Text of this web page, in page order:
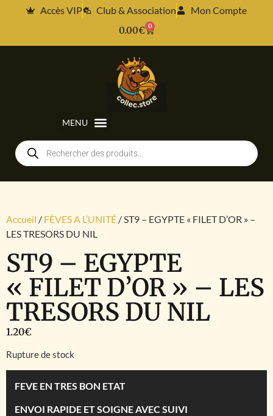
Accès VIP Club & Association
Mon Compte
0.00€ 0
Accueil / FÈVES A L’UNITÉ / ST9 – EGYPTE « FILET D’OR » –
LES TRESORS DU NIL
ST9 – EGYPTE
« FILET D’OR » – LES
TRESORS DU NIL
1.20€
Rupture de stock
FEVE EN TRES BON ETAT
ENVOI RAPIDE ET SOIGNE AVEC SUIVI